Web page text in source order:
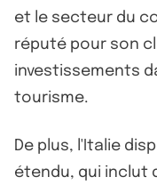
et le secteur du
réputé pour son
investissements
tourisme.
De plus, l'Italie
étendu, qui inclut